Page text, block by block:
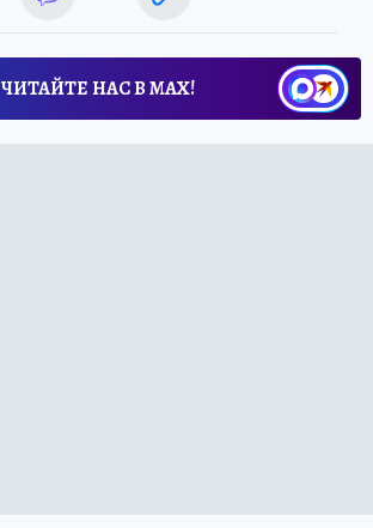
ЧИТАЙТЕ НАС В МАХ!